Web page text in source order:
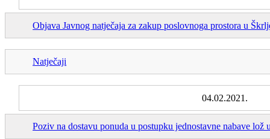
Objava Javnog natječaja za zakup poslovnoga prostora u
Natječaji
04.02.2021.
Poziv na dostavu ponuda u postupku jednostavne nabave